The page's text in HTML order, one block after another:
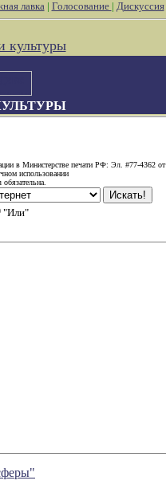
лавка| Голосование | Дискуссия
культуры
в Министерстве печати РФ: Эл. #77-4362 от
использовании
"Или"